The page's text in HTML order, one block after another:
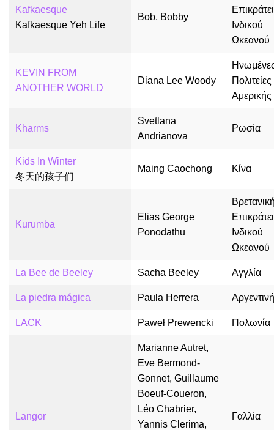
Kafkaesque
Kafkaesque Yeh Life
Bob, Bobby
Ινδικού
Ωκεανού
KEVIN FROM
ANOTHER WORLD
Diana Lee Woody
Πολιτείες
Αμερικής
Kharms
Svetlana
Andrianova
Ρωσία
Kids In Winter
冬天的孩子们
Maing Caochong Κίνα
Kurumba
Elias George
Ponodathu
Ινδικού
Ωκεανού
La Bee de Beeley Sacha Beeley Αγγλία
La piedra mágica Paula Herrera Αργεντινή
LACK Paweł Prewencki Πολωνία
Langor
Marianne Autret,
Eve Bermond-
Gonnet, Guillaume
Boeuf-Coueron,
Léo Chabrier,
Yannis Clerima,
Γαλλία